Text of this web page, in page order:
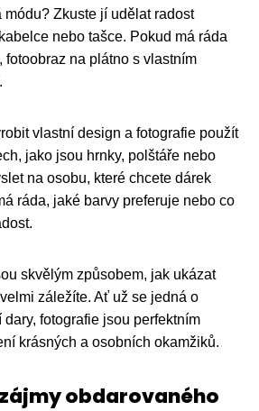
módu? Zkuste jí udělat radost
nebo tašce. Pokud má ráda
fotoobraz na plátno s vlastním
vlastní design a fotografie použít
jako jsou hrnky, polštáře nebo
na osobu, které chcete dárek
ráda, jaké barvy preferuje nebo co
skvělým způsobem, jak ukázat
záležíte. Ať už se jedná o
fotografie jsou perfektním
krásných a osobních okamžiků.
obdarovaného